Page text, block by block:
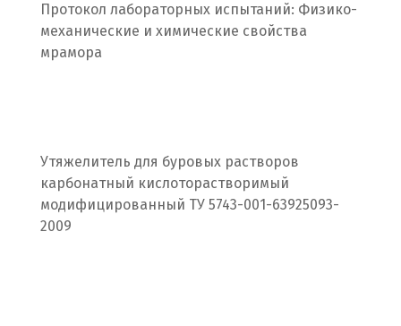
Первоуральск
Походилова
Псков
Пушкино
Протокол лабораторных испытаний: Физико-
механические и химические свойства
мрамора
Утяжелитель для буровых растворов
карбонатный кислоторастворимый
модифицированный ТУ 5743-001-63925093-
2009